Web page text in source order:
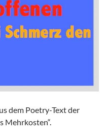
dem Poetry-Text der